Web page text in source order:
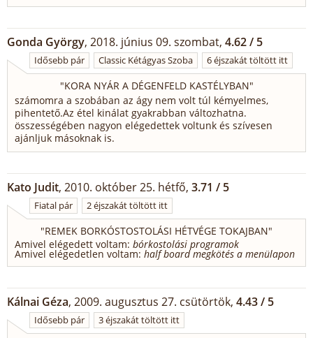
Gonda György, 2018. június 09. szombat, 4.62 / 5
Idősebb pár Classic Kétágyas Szoba 6 éjszakát töltött itt
"KORA NYÁR A DÉGENFELD KASTÉLYBAN"
számomra a szobában az ágy nem volt túl kémyelmes,
pihentető.Az étel kinálat gyakrabban változhatna.
összességében nagyon elégedettek voltunk és szívesen
ajánljuk másoknak is.
Kato Judit, 2010. október 25. hétfő, 3.71 / 5
Fiatal pár 2 éjszakát töltött itt
"REMEK BORKÓSTOSTOLÁSI HÉTVÉGE TOKAJBAN"
Amivel elégedett voltam: bórkostolási programok
Amivel elégedetlen voltam: half board megkötés a menülapon
Kálnai Géza, 2009. augusztus 27. csütörtök, 4.43 / 5
Idősebb pár 3 éjszakát töltött itt